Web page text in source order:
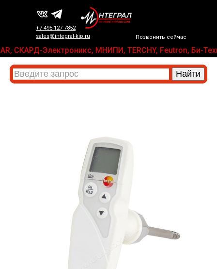
Позвонить сейчас
+7 495 127 7852
sales@integral-kip.ru
Электроникс, МНИПИ, TERCHY, Feutron, Би-